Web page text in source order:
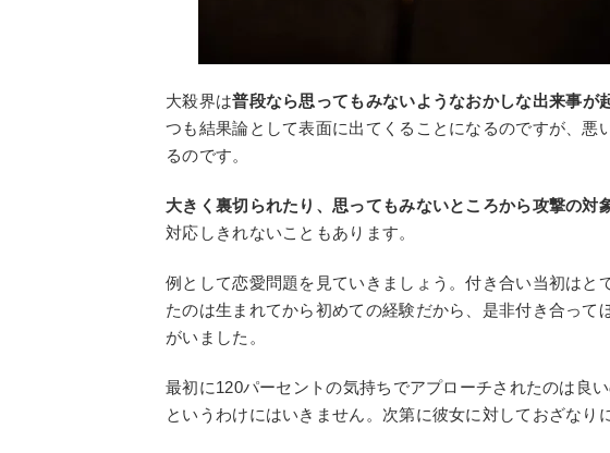
大殺界は普段なら思ってもみないようなおかしな出来事が
つも結果論として表面に出てくることになるのですが、悪
るのです。
大きく裏切られたり、思ってもみないところから攻撃の対
対応しきれないこともあります。
例として恋愛問題を見ていきましょう。付き合い当初はと
たのは生まれてから初めての経験だから、是非付き合って
がいました。
最初に120パーセントの気持ちでアプローチされたのは良
というわけにはいきません。次第に彼女に対しておざなり